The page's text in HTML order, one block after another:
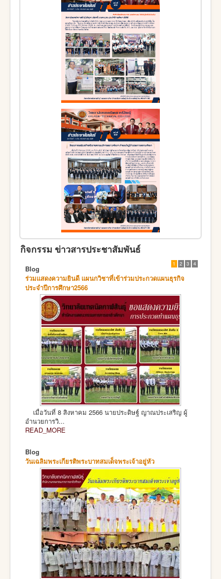
กิจกรรม ข่าวสารประชาสัมพันธ์
1 2 3 4
Blog
ร่วมแสดงความยินดี แผนกวิชาที่เข้าร่วมประกวดแผนธุรกิจ
ประจำปีการศึกษา2566
เมื่อวันที่ 8 สิงหาคม 2566 นายประดิษฐ์ ญาณประเสริญ ผู้
อำนวยการวิ...
READ_MORE
Blog
วันเฉลิมพระเกียรติพระบาทสมเด็จพระเจ้าอยู่หัว